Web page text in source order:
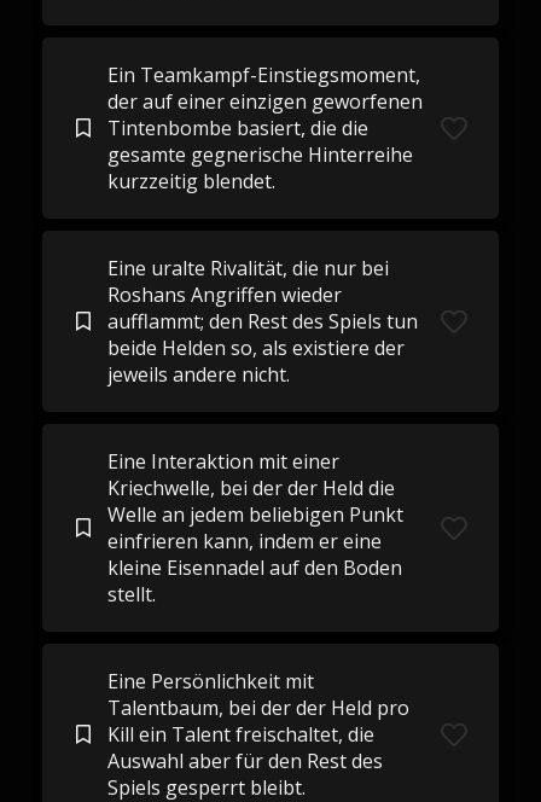
Ein Teamkampf-Einstiegsmoment,
der auf einer einzigen geworfenen
Tintenbombe basiert, die die
gesamte gegnerische Hinterreihe
kurzzeitig blendet.
Eine uralte Rivalität, die nur bei
Roshans Angriffen wieder
aufflammt; den Rest des Spiels tun
beide Helden so, als existiere der
jeweils andere nicht.
Eine Interaktion mit einer
Kriechwelle, bei der der Held die
Welle an jedem beliebigen Punkt
einfrieren kann, indem er eine
kleine Eisennadel auf den Boden
stellt.
Eine Persönlichkeit mit
Talentbaum, bei der der Held pro
Kill ein Talent freischaltet, die
Auswahl aber für den Rest des
Spiels gesperrt bleibt.